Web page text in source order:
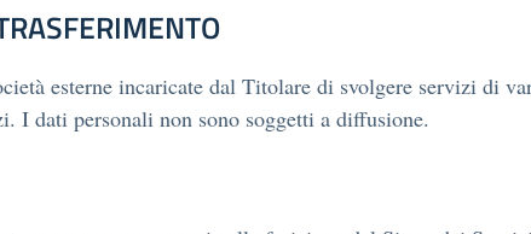
esterne incaricate dal Titolare di svolgere servizi di
I dati personali non sono soggetti a diffusione.